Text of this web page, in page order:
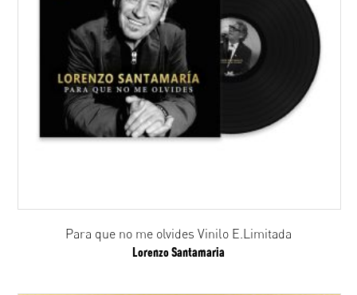
Para que no me olvides Vinilo E.Limitada
Lorenzo Santamaria